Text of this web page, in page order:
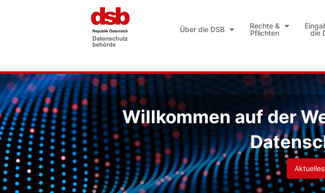
Über die DSB
Rechte &
Pflichten
die
Willkommen auf der